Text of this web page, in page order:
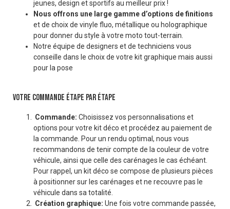
jeunes, design et sportifs au meilleur prix !
Nous offrons une large gamme d’options de finitions
et de choix de vinyle fluo, métallique ou holographique
pour donner du style à votre moto tout-terrain.
Notre équipe de designers et de techniciens vous
conseille dans le choix de votre kit graphique mais aussi
pour la pose
VOTRE COMMANDE ÉTAPE PAR ÉTAPE
Commande: Choisissez vos personnalisations et
options pour votre kit déco et procédez au paiement de
la commande. Pour un rendu optimal, nous vous
recommandons de tenir compte de la couleur de votre
véhicule, ainsi que celle des carénages le cas échéant.
Pour rappel, un kit déco se compose de plusieurs pièces
à positionner sur les carénages et ne recouvre pas le
véhicule dans sa totalité.
Création graphique: Une fois votre commande passée,